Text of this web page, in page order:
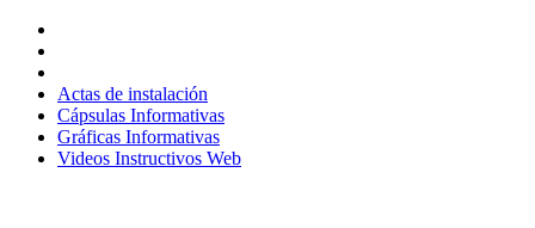
contenido
Actas de instalación
Cápsulas Informativas
Gráficas Informativas
Videos Instructivos Web